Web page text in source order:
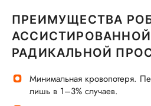
ПРЕИМУЩЕСТВА
АССИСТИРОВАННОЙ
РАДИКАЛЬНОЙ
Минимальная кровопотеря.
лишь в 1–3% случаев.